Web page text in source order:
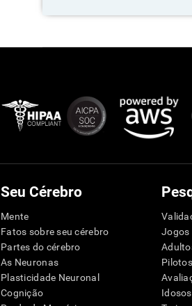
Seu Cérebro
Mente
Fatos sobre seu cérebro
Partes do cérebro
As Neuronas
Plasticidade Neuronal
Cognição
Jogos
Pilotos